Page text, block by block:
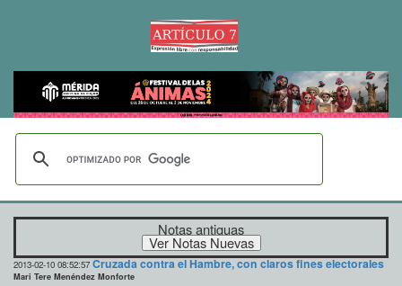
Notas antiguas
2013-02-10 08:52:57 Cruzada contra el Hambre, con claros fines electorales
Mari Tere Menéndez Monforte